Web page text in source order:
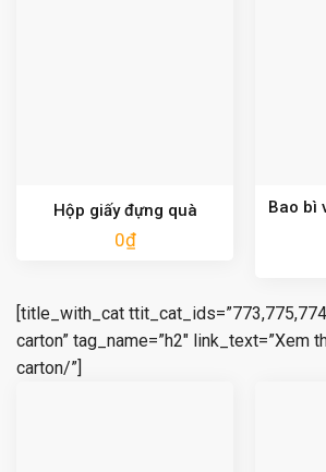
Hộp giấy đựng quà
0₫
Bao bì
[title_with_cat
carton” tag_name=”h2″ link_text=”Xem
carton/”]